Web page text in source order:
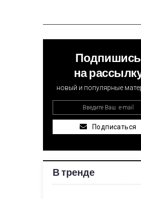
Подпишись
на
новый и популярные
Подписаться
В тренде